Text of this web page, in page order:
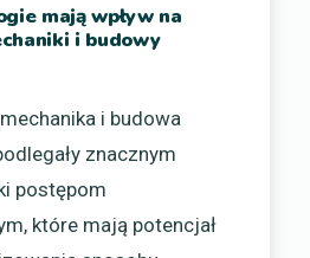
mają wpływ na
i budowy
i budowa
znacznym
postępom
które mają potencjał